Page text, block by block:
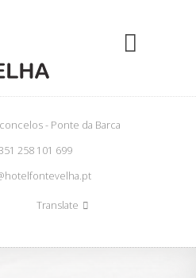
- Ponte da Barca
258 101 699
Translate